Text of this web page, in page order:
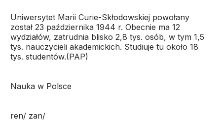
Uniwersytet Marii Curie-Skłodowskiej powołany
został 23 października 1944 r. Obecnie ma 12
wydziałów, zatrudnia blisko 2,8 tys. osób, w tym 1,5
tys. nauczycieli akademickich. Studiuje tu około 18
tys. studentów.(PAP)
Nauka w Polsce
ren/ zan/